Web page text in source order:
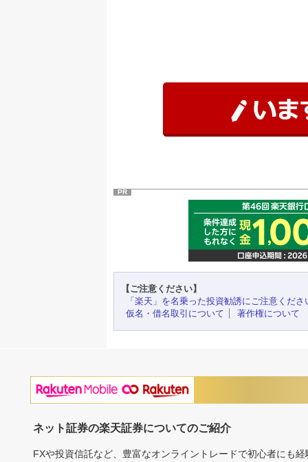
PR
【ご注意ください】
「楽天」を名乗った投資勧誘にご注意くださ
仮名・借名取引について
著作権について
ネット証券の楽天証券についてのご紹介
FXや投資信託など、豊富なオンライントレードで初心者にも